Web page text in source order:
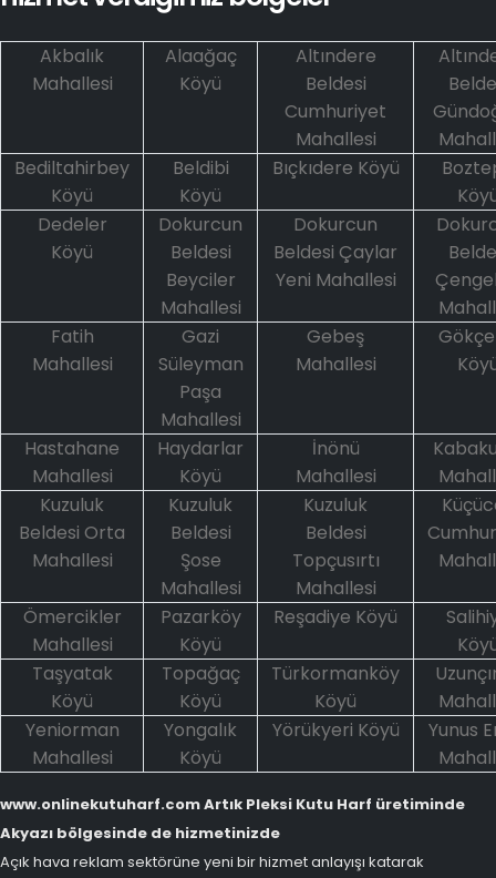
Akbalık
Mahallesi
Alaağaç
Köyü
Altındere
Beldesi
Cumhuriyet
Mahallesi
Bediltahirbey
Köyü
Beldibi
Köyü
Bıçkıdere Köyü
Dedeler
Köyü
Dokurcun
Beldesi
Beyciler
Mahallesi
Dokurcun
Beldesi Çaylar
Yeni Mahallesi
Fatih
Mahallesi
Gazi
Süleyman
Paşa
Mahallesi
Gebeş
Mahallesi
Hastahane
Mahallesi
Haydarlar
Köyü
İnönü
Mahallesi
Kuzuluk
Beldesi Orta
Mahallesi
Kuzuluk
Beldesi
Şose
Mahallesi
Kuzuluk
Beldesi
Topçusırtı
Mahallesi
Ömercikler
Mahallesi
Pazarköy
Köyü
Reşadiye Köyü
Taşyatak
Köyü
Topağaç
Köyü
Türkormanköy
Köyü
Yeniorman
Mahallesi
Yongalık
Köyü
Yörükyeri Köyü
Yunus
www.onlinekutuharf.com Artık Pleksi Kutu Harf üretiminde
Akyazı bölgesinde de hizmetinizde
Açık hava reklam sektörüne yeni bir hizmet anlayışı katarak